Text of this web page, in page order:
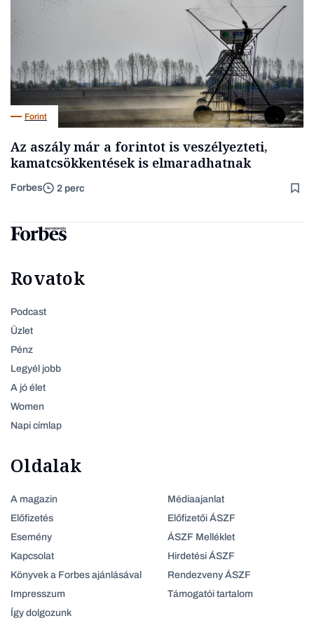
Forint
Az aszály már a forintot is veszélyezteti,
kamatcsökkentések is elmaradhatnak
Forbes 2 perc
Rovatok
Podcast
Üzlet
Pénz
Legyél jobb
A jó élet
Women
Napi címlap
Oldalak
A magazin
Előfizetés
Esemény
Kapcsolat
Könyvek a Forbes ajánlásával
Impresszum
Így dolgozunk
Médiaajanlat
Előfizetői ÁSZF
ÁSZF Melléklet
Hirdetési ÁSZF
Rendezveny ÁSZF
Támogatói tartalom